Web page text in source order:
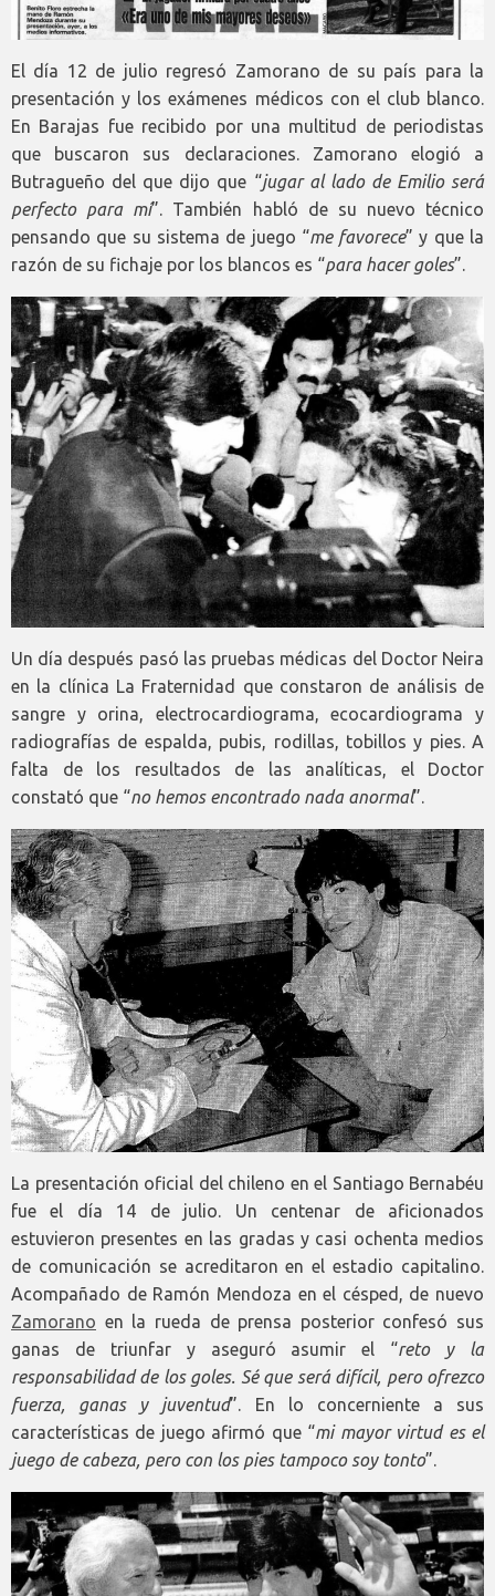
El día 12 de julio regresó Zamorano de su país para la
presentación y los exámenes médicos con el club blanco.
En Barajas fue recibido por una multitud de periodistas
que buscaron sus declaraciones. Zamorano elogió a
Butragueño del que dijo que “jugar al lado de Emilio será
perfecto para mí”. También habló de su nuevo técnico
pensando que su sistema de juego “me favorece” y que la
razón de su fichaje por los blancos es “para hacer goles”.
Un día después pasó las pruebas médicas del Doctor Neira
en la clínica La Fraternidad que constaron de análisis de
sangre y orina, electrocardiograma, ecocardiograma y
radiografías de espalda, pubis, rodillas, tobillos y pies. A
falta de los resultados de las analíticas, el Doctor
constató que “no hemos encontrado nada anormal”.
La presentación oficial del chileno en el Santiago Bernabéu
fue el día 14 de julio. Un centenar de aficionados
estuvieron presentes en las gradas y casi ochenta medios
de comunicación se acreditaron en el estadio capitalino.
Acompañado de Ramón Mendoza en el césped, de nuevo
Zamorano en la rueda de prensa posterior confesó sus
ganas de triunfar y aseguró asumir el “reto y la
responsabilidad de los goles. Sé que será difícil, pero ofrezco
fuerza, ganas y juventud”. En lo concerniente a sus
características de juego afirmó que “mi mayor virtud es el
juego de cabeza, pero con los pies tampoco soy tonto”.